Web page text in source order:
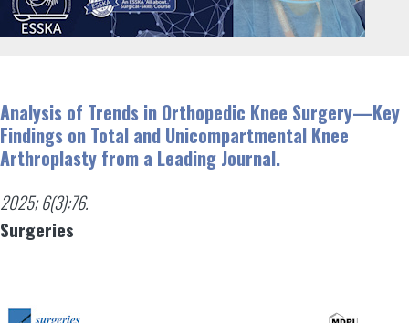
Analysis of Trends in Orthopedic Knee Surgery—Key
Findings on Total and Unicompartmental Knee
Arthroplasty from a Leading Journal.
2025; 6(3):76.
Surgeries